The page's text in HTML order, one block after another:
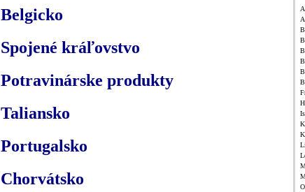
Belgicko
Spojené kráľovstvo
Potravinárske produkty
Taliansko
Portugalsko
Chorvátsko